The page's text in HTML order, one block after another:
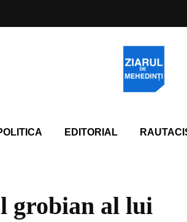
EDITORIAL
grobian al lui